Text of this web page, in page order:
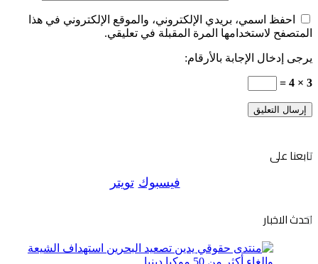
احفظ اسمي، بريدي الإلكتروني، والموقع الإلكتروني في هذا
المتصفح لاستخدامها المرة المقبلة في تعليقي.
يرجى إدخال الإجابة بالأرقام:
3 × 4 =
تابعنا على
فيسبوك تويتر
احدث الاخبار